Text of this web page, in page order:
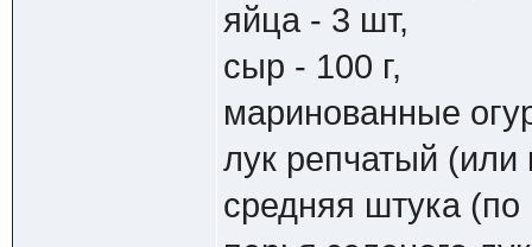
яйца - 3 шт,
сыр - 100 г,
маринованные
лук репчатый
средняя штука (по